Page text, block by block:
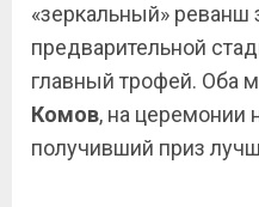
«зеркальный» реванш
предварительной
главный трофей. Оба
Комов, на церемонии
получивший приз